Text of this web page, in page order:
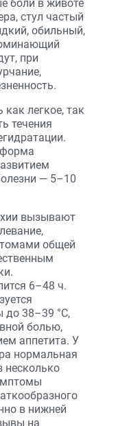
боли в животе
стул частый
обильный,
при
легкое, так
течения
— 5–10
вызывают
общей
6–48 ч.
до 38–39 °С,
болью,
аппетита. У
нормальная
несколько
в нижней
на